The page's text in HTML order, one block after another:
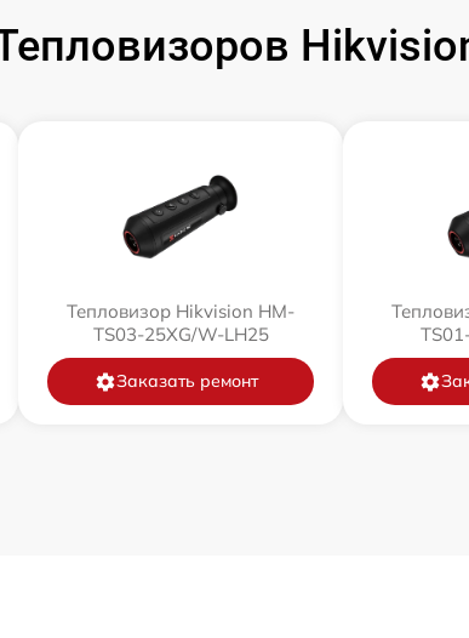
Тепловизор Hikvision HM-
TS03-25XG/W-LH25
Заказать ремонт